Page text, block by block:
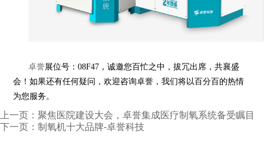
卓誉展位号： 08F47 ， 诚邀您百忙之中，拔冗出席，共襄盛
会！如果还有任何疑问，欢迎咨询卓誉 ，我们将以百分百的热情
为您服务。
上一页： 聚焦医院建设大会，卓誉集成医疗制氧系统备受瞩目
下一页： 制氧机十大品牌-卓誉科技